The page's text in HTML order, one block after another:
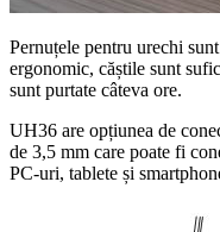
Pernuțele pentru urechi
ergonomic, căștile sunt
sunt purtate câteva ore.
UH36 are opțiunea de
de 3,5 mm care poate fi
PC-uri, tablete și